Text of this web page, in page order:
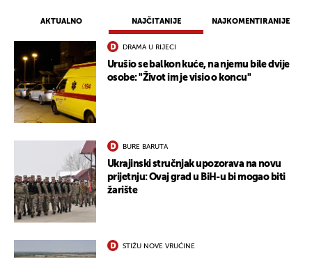
AKTUALNO NAJČITANIJE NAJKOMENTIRANIJE
DRAMA U RIJECI
Urušio se balkon kuće, na njemu bile dvije
osobe: "Život im je visio o koncu"
BURE BARUTA
Ukrajinski stručnjak upozorava na novu
prijetnju: Ovaj grad u BiH-u bi mogao biti
žarište
STIŽU NOVE VRUĆINE